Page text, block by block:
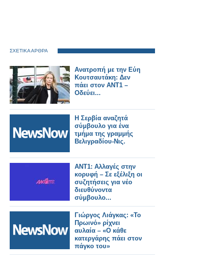
ΣΧΕΤΙΚΑ ΑΡΘΡΑ
Ανατροπή με την Εύη
Κουτσαυτάκη: Δεν
πάει στον ΑΝΤ1 –
Οδεύει...
Η Σερβία αναζητά
σύμβουλο για ένα
τμήμα της γραμμής
Βελιγραδίου-Νις.
ΑΝΤ1: Αλλαγές στην
κορυφή – Σε εξέλιξη οι
συζητήσεις για νέο
διευθύνοντα
σύμβουλο...
Γιώργος Λιάγκας: «Το
Πρωινό» ρίχνει
αυλαία – «Ο κάθε
κατεργάρης πάει στον
πάγκο του»